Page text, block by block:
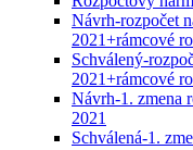
Návrh-rozpočet
2021+rámcové
Schválený-
2021+rámcové
Návrh-1. zmena
2021
Schválená-1.